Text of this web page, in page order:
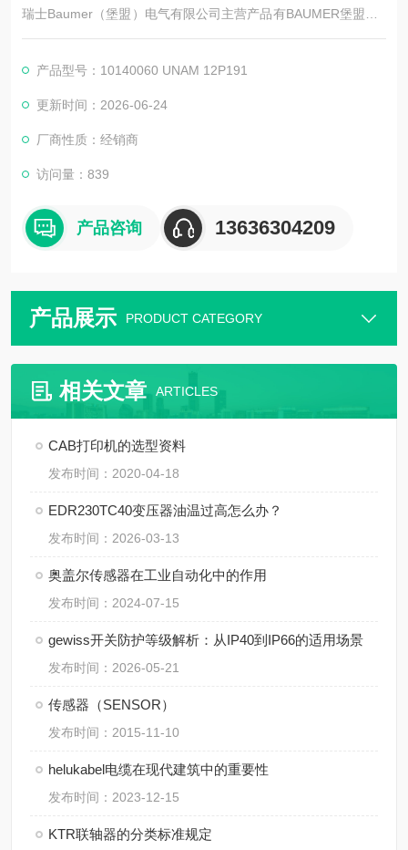
瑞士Baumer（堡盟）电气有限公司主营产品有BAUMER堡盟、B
AUMER编码器、BAUMER传感器、BAUMER控制器、BAUMER
ER光电开关、BAUMER限位开关、宝盟传感器
产品型号：10140060 UNAM 12P191
更新时间：2026-06-24
厂商性质：经销商
访问量：839
产品咨询 13636304209
产品展示 PRODUCT CATEGORY
相关文章 ARTICLES
CAB打印机的选型资料
发布时间：2020-04-18
EDR230TC40变压器油温过高怎么办？
发布时间：2026-03-13
奥盖尔传感器在工业自动化中的作用
发布时间：2024-07-15
gewiss开关防护等级解析：从IP40到IP66的适用场景
发布时间：2026-05-21
传感器（SENSOR）
发布时间：2015-11-10
helukabel电缆在现代建筑中的重要性
发布时间：2023-12-15
KTR联轴器的分类标准规定